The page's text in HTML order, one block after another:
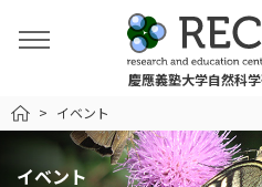
慶應義塾大学自然科
HOMEイベント
イベント